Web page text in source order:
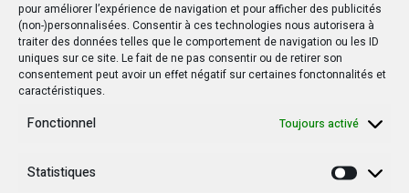
pour améliorer l’expérience de navigation et pour afficher des publicités
(non-)personnalisées. Consentir à ces technologies nous autorisera à
traiter des données telles que le comportement de navigation ou les ID
uniques sur ce site. Le fait de ne pas consentir ou de retirer son
consentement peut avoir un effet négatif sur certaines fonctonnalités et
caractéristiques.
Fonctionnel Toujours activé
Statistiques
POLITIQUE
RDC : Un rapport de l’ONU
POLITIQUE
Le drapeau d’un pays